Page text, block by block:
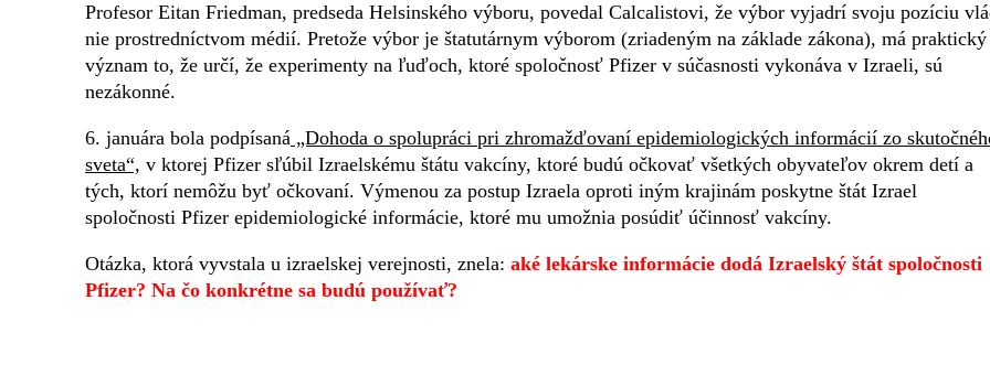
Profesor Eitan Friedman, predseda Helsinského výboru, povedal Calcalistovi, že výbor vyjadrí svoju pozíciu
nie prostredníctvom médií. Pretože výbor je štatutárnym výborom (zriadeným na základe zákona), má praktický
význam to, že určí, že experimenty na ľuďoch, ktoré spoločnosť Pfizer v súčasnosti vykonáva v Izraeli, sú
nezákonné.
6. januára bola podpísaná „Dohoda o spolupráci pri zhromažďovaní epidemiologických informácií zo
sveta“, v ktorej Pfizer sľúbil Izraelskému štátu vakcíny, ktoré budú očkovať všetkých obyvateľov okrem detí a
tých, ktorí nemôžu byť očkovaní. Výmenou za postup Izraela oproti iným krajinám poskytne štát Izrael
spoločnosti Pfizer epidemiologické informácie, ktoré mu umožnia posúdiť účinnosť vakcíny.
Otázka, ktorá vyvstala u izraelskej verejnosti, znela: aké lekárske informácie dodá Izraelský štát spoločnosti
Pfizer? Na čo konkrétne sa budú používať?